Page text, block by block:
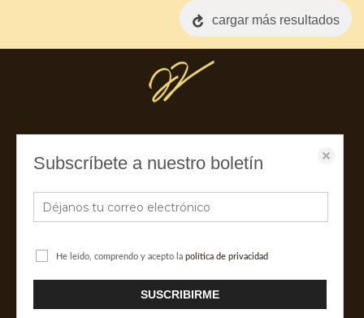
cargar más resultados
JANI PAASIKOSKI JANI.STORE/TIENDA ONLINE
FOODSTYLING MEDIOS BLOG CONTACTO
Subscríbete a nuestro boletín
He leído, comprendo y acepto la política de privacidad
SUSCRIBIRME